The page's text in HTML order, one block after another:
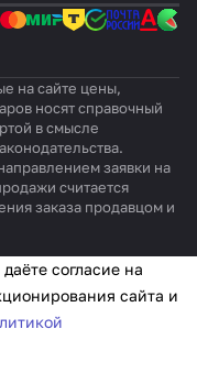
на сайте цены,
носят справочный
в смысле
заявки на
считается
заказа продавцом и
согласие на
сайта и